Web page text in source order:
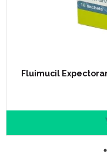
Fluimucil